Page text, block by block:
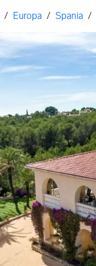
/ Europa / Spania /